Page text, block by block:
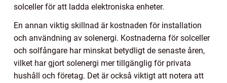
solceller för att ladda elektroniska enheter.
En annan viktig skillnad är kostnaden för installation
och användning av solenergi. Kostnaderna för solceller
och solfångare har minskat betydligt de senaste åren,
vilket har gjort solenergi mer tillgänglig för privata
hushåll och företag. Det är också viktigt att notera att